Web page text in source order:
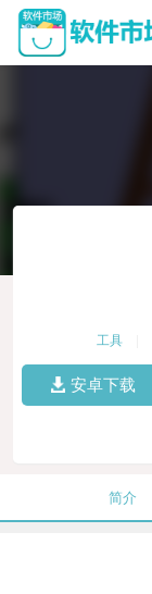
工具
安卓下载
简介